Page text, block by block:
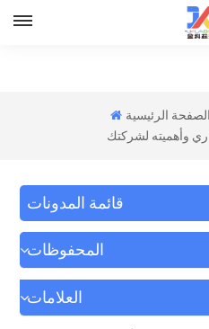
الصفحة الرئيسية
وأهميته لشركتك
قائمة المدونات
المحفوظات
العلامات